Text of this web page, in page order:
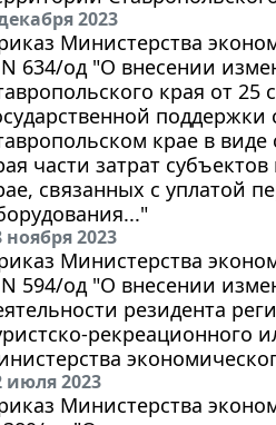
2023
Министерства
N 634/од "О внесении
края от
крае в
части затрат
связанных с уплатой
ноября 2023
Министерства
N 594/од "О внесении
резидента
рекреационного
июля 2023
Министерства